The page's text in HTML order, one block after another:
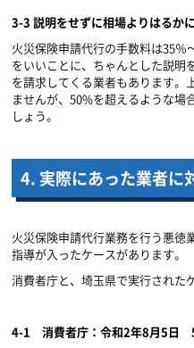
3-3説明をせずに相場よりはるか
火災保険申請代行の手数料は35％
をいいことに、ちゃんとした説明
を請求してくる業者もあります。
ませんが、50%を超えるような場
しょう。
4. 実際にあった業者に
火災保険申請代行業務を行う悪徳
指導が入ったケースがあります。
消費者庁と、埼玉県で実行された
4-1 消費者庁：令和2年8月5日